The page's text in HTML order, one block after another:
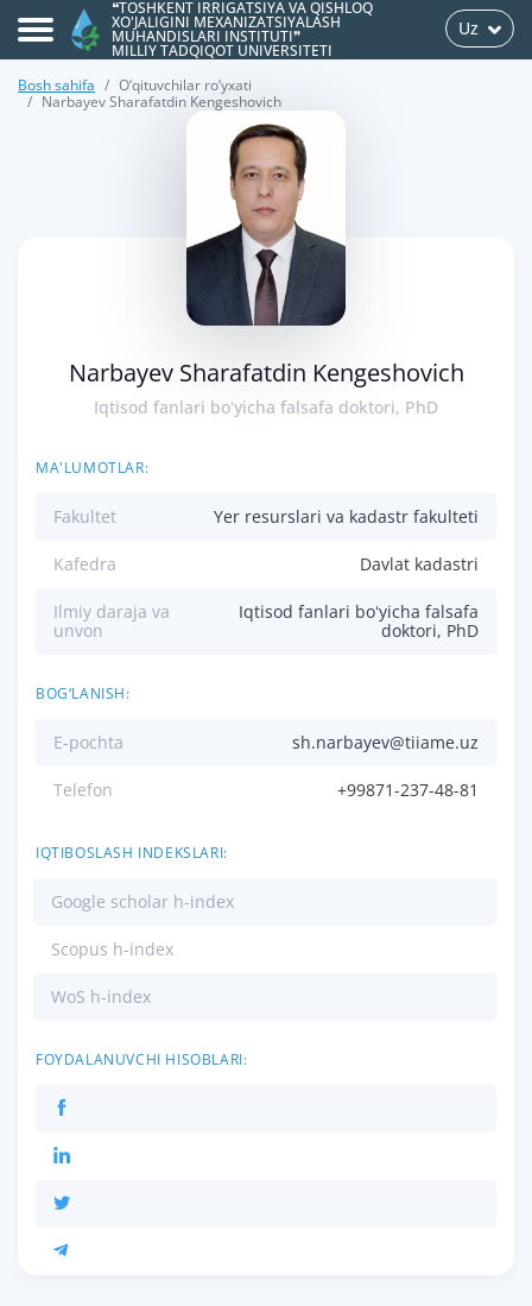
❝TOSHKENT IRRIGATSIYA VA QISHLOQ
XO'JALIGINI MEXANIZATSIYALASH
MUHANDISLARI INSTITUTI❞
MILLIY TADQIQOT UNIVERSITETI
Uz
Bosh sahifa
O‘qituvchilar ro‘yxati
Narbayev Sharafatdin Kengeshovich
Narbayev Sharafatdin Kengeshovich
Iqtisod fanlari boʻyicha falsafa doktori, PhD
MA'LUMOTLAR:
Fakultet Yer resurslari va kadastr fakulteti
Kafedra Davlat kadastri
Ilmiy daraja va
unvon
Iqtisod fanlari boʻyicha falsafa
doktori, PhD
BOG‘LANISH:
E-pochta sh.narbayev@tiiame.uz
Telefon +99871-237-48-81
IQTIBOSLASH INDEKSLARI:
Google scholar h-index
Scopus h-index
WoS h-index
FOYDALANUVCHI HISOBLARI: